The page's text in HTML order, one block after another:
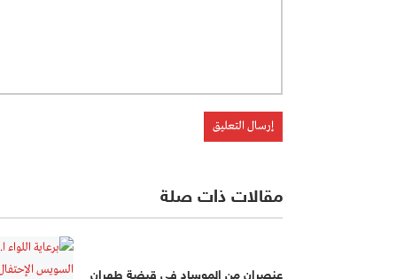
مقالات ذات صلة
عنصران من الموساد في قبضة طهران